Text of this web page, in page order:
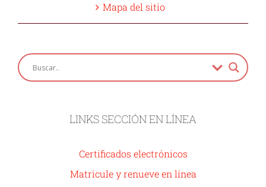
Mapa del sitio
LINKS SECCIÓN EN LÍNEA
Certificados electrónicos
Matricule y renueve en línea